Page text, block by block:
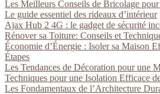
Les Meilleurs Conseils de Bricolage
Le guide essentiel des rideaux d’intérieur
Ajax Hub 2 4G : le gadget de sécurité
Rénover sa Toiture: Conseils et
Économie d’Énergie : Isoler sa Maison
Étapes
Les Tendances de Décoration pour une
Techniques pour une Isolation Efficace
Les Fondamentaux de l’Architecture